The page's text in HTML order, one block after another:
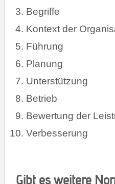
Begriffe
Kontext der
Führung
Planung
Unterstützung
Betrieb
Bewertung der
Verbesserung
Gibt es weitere